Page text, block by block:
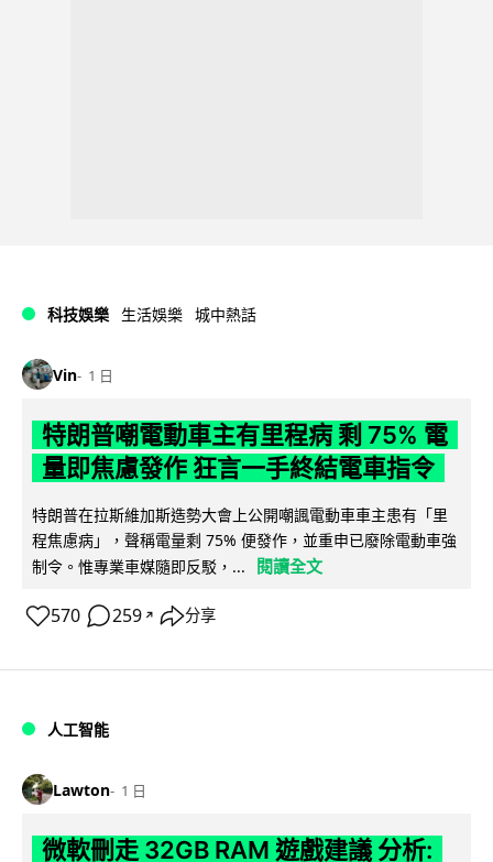
科技娛樂 生活娛樂 城中熱話
Vin 1 日
特朗普嘲電動車主有里程病 剩 75% 電
量即焦慮發作 狂言一手終結電車指令
特朗普在拉斯維加斯造勢大會上公開嘲諷電動車車主患有「里
程焦慮病」，聲稱電量剩 75% 便發作，並重申已廢除電動車強
制令。惟專業車媒隨即反駁，...
閱讀全文
570 259 ↗ 分享
人工智能
Lawton 1 日
微軟刪走 32GB RAM 遊戲建議 分析: